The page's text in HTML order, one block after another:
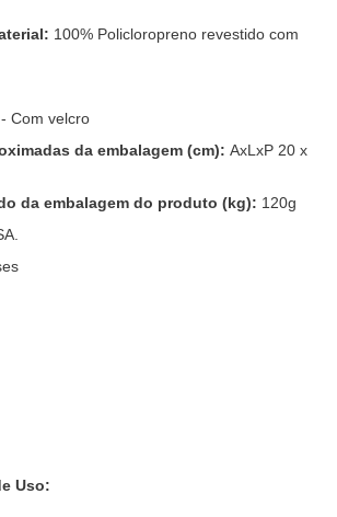
100% Policloropreno revestido com
Com velcro
da embalagem (cm): AxLxP 20 x
da embalagem do produto (kg): 120g
Uso: